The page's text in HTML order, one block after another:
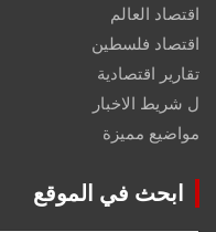
اقتصاد العالم
اقتصاد فلسطين
تقارير اقتصادية
ل شريط الاخبار
مواضيع مميزة
ابحث في الموقع